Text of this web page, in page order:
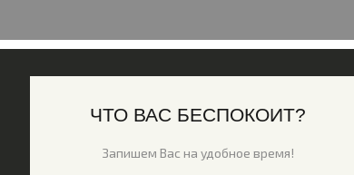
ЧТО ВАС БЕСПОКОИТ?
Запишем Вас на удобное время!